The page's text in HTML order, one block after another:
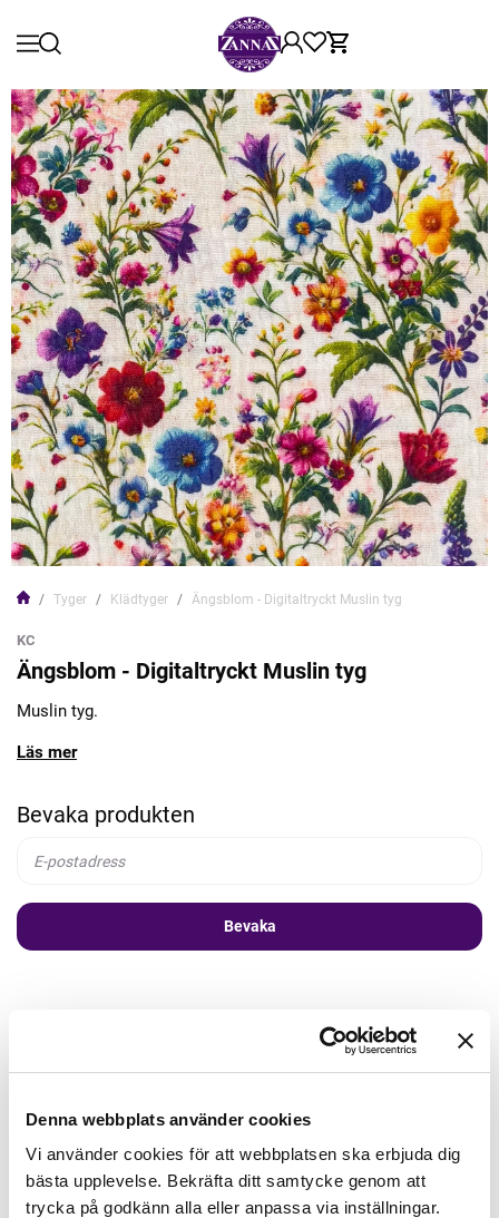
Denna webbplats använder cookies
Vi använder cookies för att webbplatsen ska erbjuda dig
bästa upplevelse. Bekräfta ditt samtycke genom att
trycka på godkänn alla eller anpassa via inställningar.
Tyger Klädtyger Ängsblom - Digitaltryckt Muslin tyg
KC
Ängsblom - Digitaltryckt Muslin tyg
Muslin tyg.
Läs mer
Bevaka produkten
Bevaka
Lägg först önskad mängd i varukorgen,
välj sedan matchande tillbehör